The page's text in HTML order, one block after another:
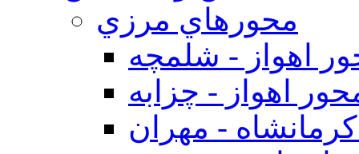
محورهاي مرزي
اهواز - شلمچه
اهواز - چزابه
- مهران